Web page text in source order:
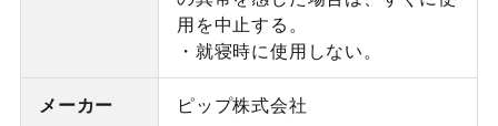
用を中止する。
・就寝時に使用しない。
メーカー ピップ株式会社